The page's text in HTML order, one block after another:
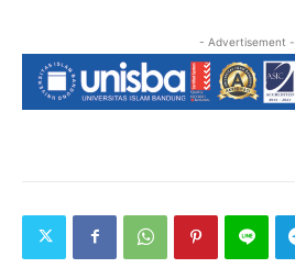
- Advertisement -